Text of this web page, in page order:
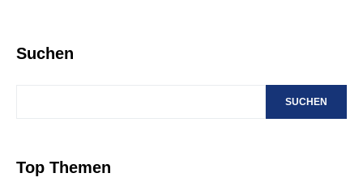
Suchen
SUCHEN
Top Themen